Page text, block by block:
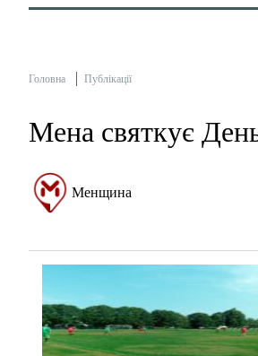
Головна Публікації
Мена святкує
Менщина